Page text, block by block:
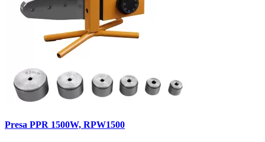
Presa PPR 1500W, RPW1500